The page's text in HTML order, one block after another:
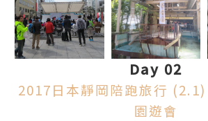
Day 02
2017日本靜岡陪跑旅行
園遊會